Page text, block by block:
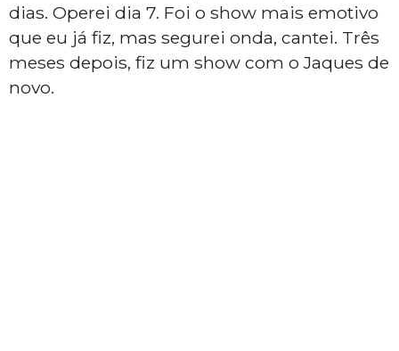
dias. Operei dia 7. Foi o show mais emotivo
que eu já fiz, mas segurei onda, cantei. Três
meses depois, fiz um show com o Jaques de
novo.